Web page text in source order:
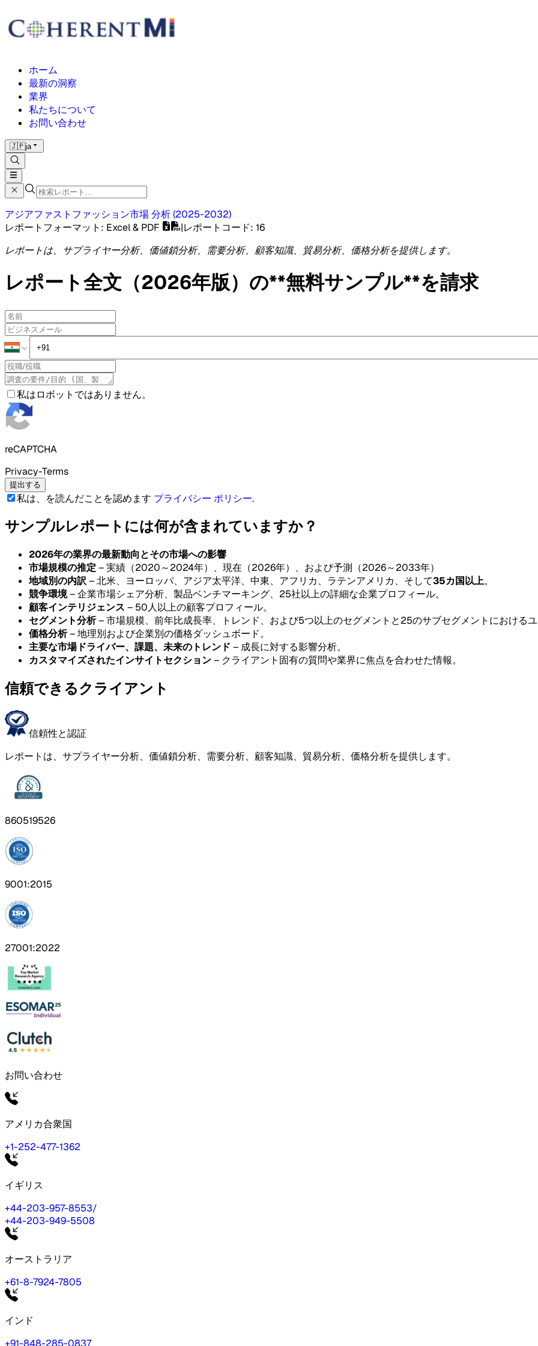
ホーム
最新の洞察
業界
私たちについて
お問い合わせ
🇯🇵ja
アジアファストファッション市場分析(2025-2032)
レポートフォーマット : Excel & PDF |レポートコード: 16
レポートは、サプライヤー分析、価値鎖分析、需要分析、顧客知識、貿易分析、価格分析を提供します。
レポート全文（2026年版）の**無料サンプル**を請求
私はロボットではありません。
reCAPTCHA
Privacy-Terms
提出する
私は、を読んだことを認めます プライバシー ポリシー.
サンプルレポートには何が含まれていますか？
2026年の業界の最新動向とその市場への影響
市場規模の推定– 実績（2020～2024年）、現在（2026年）、および予測（2026～2033年）
地域別の内訳– 北米、ヨーロッパ、アジア太平洋、中東、アフリカ、ラテンアメリカ、そして35カ国以上。
競争環境– 企業市場シェア分析、製品ベンチマーキング、25社以上の詳細な企業プロフィール。
顧客インテリジェンス – 50人以上の顧客プロフィール。
セグメント分析– 市場規模、前年比成長率、トレンド、および5つ以上のセグメントと25のサブセグメントにおけるユ
価格分析– 地理別および企業別の価格ダッシュボード。
主要な市場ドライバー、課題、未来のトレンド – 成長に対する影響分析。
カスタマイズされたインサイトセクション– クライアント固有の質問や業界に焦点を合わせた情報。
信頼できるクライアント
信頼性と認証
レポートは、サプライヤー分析、価値鎖分析、需要分析、顧客知識、貿易分析、価格分析を提供します。
860519526
9001:2015
27001:2022
お問い合わせ
アメリカ合衆国
+1-252-477-1362
イギリス
+44-203-957-8553/
+44-203-949-5508
オーストラリア
+61-8-7924-7805
インド
+91-848-285-0837